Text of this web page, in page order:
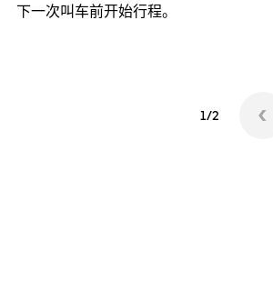
下一次叫车前开始行程。
1/2